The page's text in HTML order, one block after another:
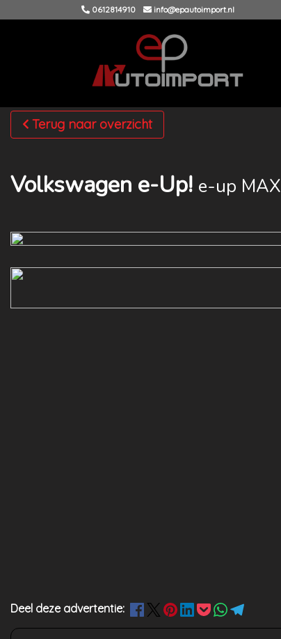
0612814910 info@epautoimport.nl
Terug naar overzicht
Volkswagen e-Up! e-up MAX
Deel deze advertentie: